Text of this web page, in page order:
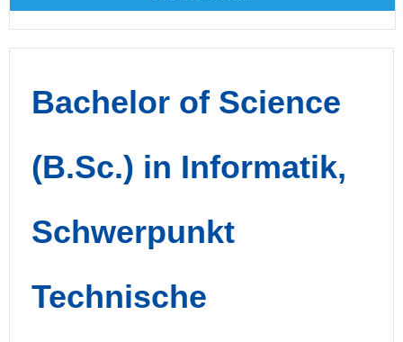
Bachelor of Science
(B.Sc.) in Informatik,
Schwerpunkt
Technische